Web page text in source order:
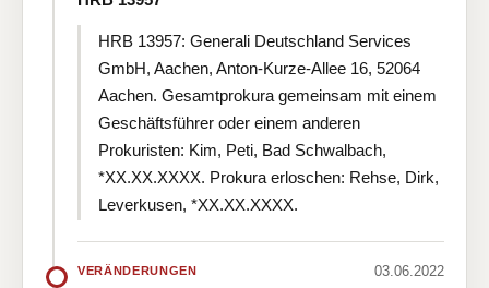
HRB 13957: Generali Deutschland Services
GmbH, Aachen, Anton-Kurze-Allee 16, 52064
Aachen. Gesamtprokura gemeinsam mit einem
Geschäftsführer oder einem anderen
Prokuristen: Kim, Peti, Bad Schwalbach,
*XX.XX.XXXX. Prokura erloschen: Rehse, Dirk,
Leverkusen, *XX.XX.XXXX.
VERÄNDERUNGEN 03.06.2022